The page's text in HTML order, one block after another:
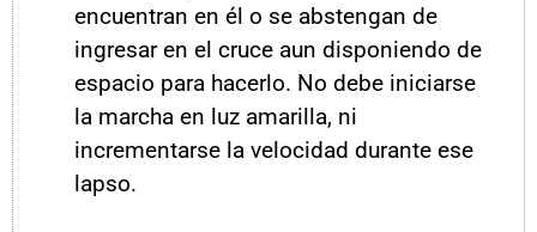
encuentran en él o se abstengan de
ingresar en el cruce aun disponiendo de
espacio para hacerlo. No debe iniciarse
la marcha en luz amarilla, ni
incrementarse la velocidad durante ese
lapso.